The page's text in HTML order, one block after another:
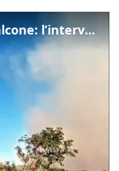
Incendio tra Duino e Monfalcone: l’intervento dei vigili del fuoco